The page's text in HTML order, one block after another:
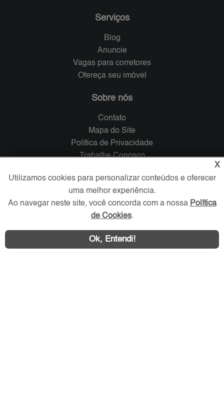
Serviços
Blog
Anuncie
Vagas para corretores
Ofereça seu imóvel
Sobre nós
Contato
Mapa do Site
Política de Privacidade
Trabalhe Conosco
Verificada por
Redes Sociais
X
Utilizamos cookies para personalizar conteúdos e oferecer
uma melhor experiência.
Ao navegar neste site, você concorda com a nossa Política
de Cookies.
Ok, Entendi!